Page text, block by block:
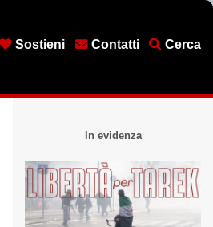
Sostieni Contatti Cerca
In evidenza